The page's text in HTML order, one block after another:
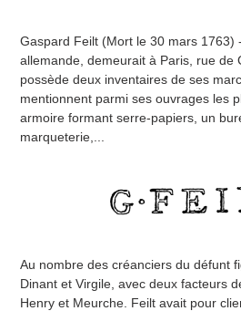
Gaspard Feilt (Mort le 30 mars 1763)
allemande, demeurait à Paris, rue de
possède deux inventaires de ses
mentionnent parmi ses ouvrages les
armoire formant serre-papiers, un
marqueterie,...
Au nombre des créanciers du défunt
Dinant et Virgile, avec deux facteurs
Henry et Meurche. Feilt avait pour